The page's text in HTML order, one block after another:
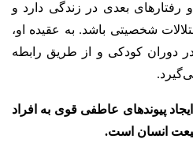
رفتارهای بعدی در زندگی دارد و
شخصیتی باشد. به عقیده او،
دوران کودکی و از طریق رابطه
پیوندهای عاطفی قوی به افراد
انسان است.